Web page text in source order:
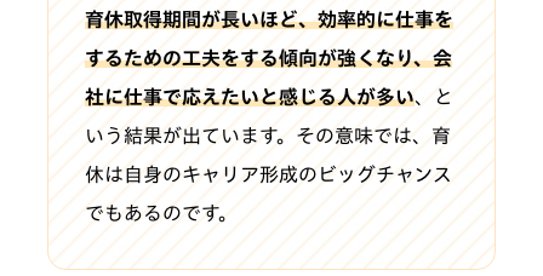
育休取得期間が長いほど、効率的に仕事を
するための工夫をする傾向が強くなり、会
社に仕事で応えたいと感じる人が多い、と
いう結果が出ています。その意味では、育
休は自身のキャリア形成のビッグチャンス
でもあるのです。